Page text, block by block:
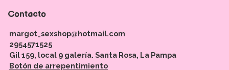
Contacto
margot_sexshop@hotmail.com
2954571525
Gil 159, local 9 galería. Santa Rosa, La Pampa
Botón de arrepentimiento